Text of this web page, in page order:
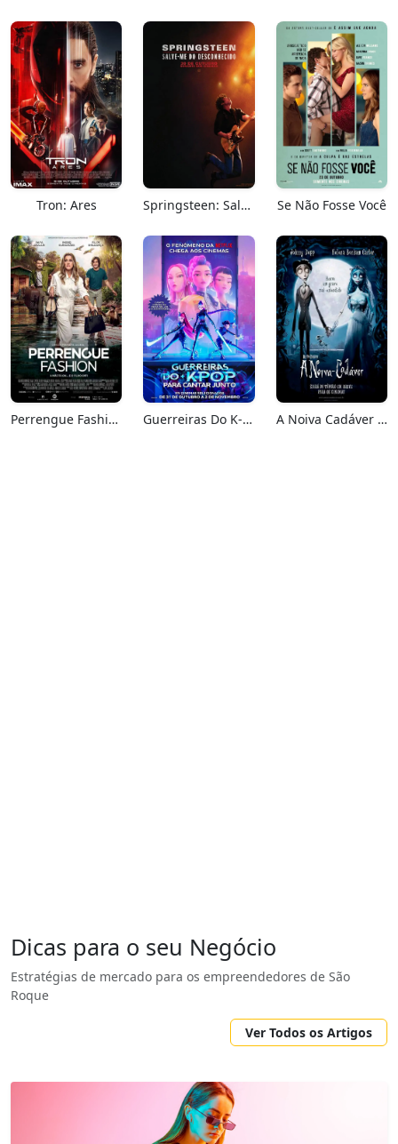
Tron: Ares Springsteen: Salve-me Do Desconhecido Se Não Fosse Você
Perrengue Fashion Guerreiras Do K-Pop: Para Cantar Junto A Noiva Cadáver (Relançamento)
Dicas para o seu Negócio
Estratégias de mercado para os empreendedores de São
Roque
Ver Todos os Artigos